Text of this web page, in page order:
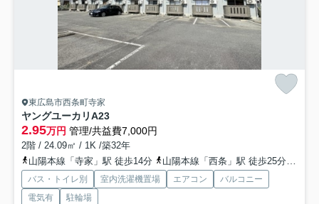
東広島市西条町寺家
ヤングユーカリA23
2.95万円 管理/共益費7,000円
2階 / 24.09㎡ / 1K /築32年
山陽本線「寺家」駅 徒歩14分
山陽本線「西条」駅 徒歩25分
バス・トイレ別 室内洗濯機置場 エアコン
バルコニー
電気有
駐輪場